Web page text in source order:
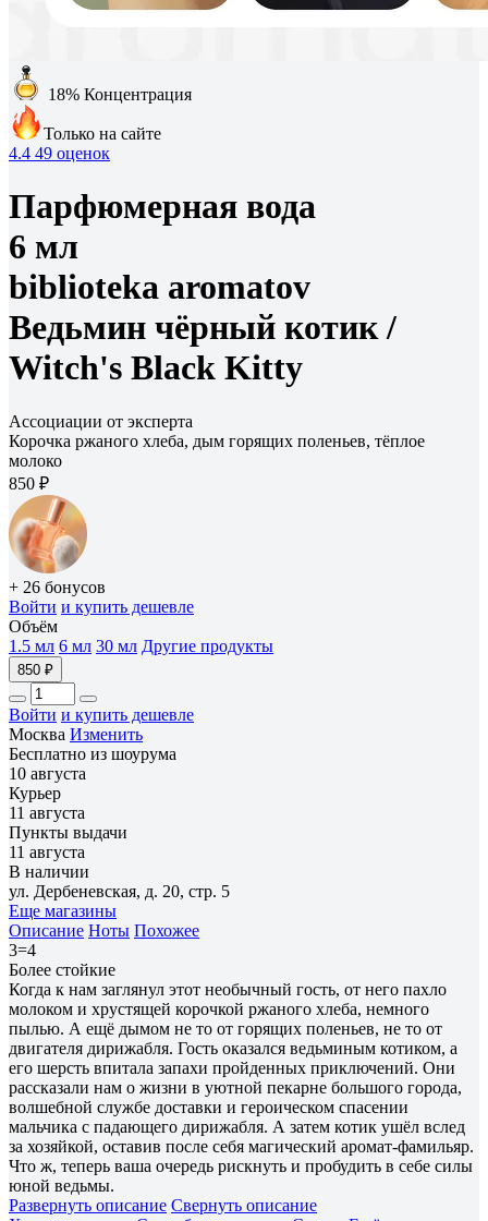
18% Концентрация
Только на сайте
4.4 49 оценок
Парфюмерная вода
6 мл
biblioteka aromatov
Ведьмин чёрный котик /
Witсh's Black Kitty
Ассоциации от эксперта
Корочка ржаного хлеба, дым горящих поленьев, тёплое
молоко
850 ₽
+ 26 бонусов
Войти и купить дешевле
Объём
1.5 мл 6 мл 30 мл Другие продукты
850 ₽
Войти и купить дешевле
Москва Изменить
Бесплатно из шоурума
10 августа
Курьер
11 августа
Пункты выдачи
11 августа
В наличии
ул. Дербеневская, д. 20, стр. 5
Еще магазины
Описание Ноты Похожее
3=4
Более стойкие
Когда к нам заглянул этот необычный гость, от него пахло
молоком и хрустящей корочкой ржаного хлеба, немного
пылью. А ещё дымом не то от горящих поленьев, не то от
двигателя дирижабля. Гость оказался ведьминым котиком, а
его шерсть впитала запахи пройденных приключений. Они
рассказали нам о жизни в уютной пекарне большого города,
волшебной службе доставки и героическом спасении
мальчика с падающего дирижабля. А затем котик ушёл вслед
за хозяйкой, оставив после себя магический аромат-фамильяр.
Что ж, теперь ваша очередь рискнуть и пробудить в себе силы
юной ведьмы.
Развернуть описание Свернуть описание